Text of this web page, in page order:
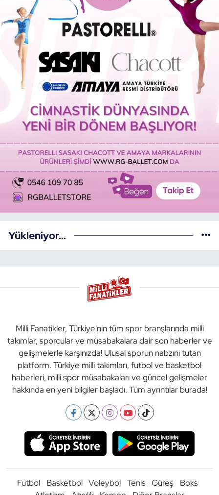
Yükleniyor...
Milli Fanatikler, Türkiye'nin tüm spor branşlarında milli
takımlar, sporcular ve müsabakalara dair son haberler ve
gelişmelerle karşınızda! Ulusal sporun nabzını tutan
platform. Türkiye milli takımları, futbol ve basketbol
haberleri, milli spor müsabakaları ve güncel gelişmeler
hakkında en yeni bilgiler başladı. Tüm ayrıntılar burada!
Futbol Basketbol Voleybol Tenis Güreş
Boks